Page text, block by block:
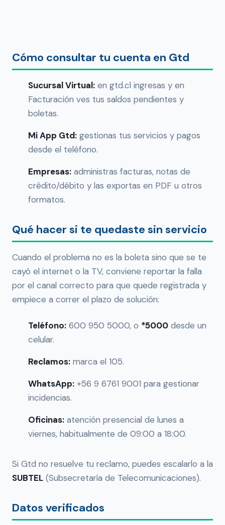
Cómo consultar tu cuenta en Gtd
Sucursal Virtual: en gtd.cl ingresas y en
Facturación ves tus saldos pendientes y
boletas.
Mi App Gtd: gestionas tus servicios y pagos
desde el teléfono.
Empresas: administras facturas, notas de
crédito/débito y las exportas en PDF u otros
formatos.
Qué hacer si te quedaste sin servicio
Cuando el problema no es la boleta sino que se te
cayó el internet o la TV, conviene reportar la falla
por el canal correcto para que quede registrada y
empiece a correr el plazo de solución:
Teléfono: 600 950 5000, o *5000 desde un
celular.
Reclamos: marca el 105.
WhatsApp: +56 9 6761 9001 para gestionar
incidencias.
Oficinas: atención presencial de lunes a
viernes, habitualmente de 09:00 a 18:00.
Si Gtd no resuelve tu reclamo, puedes escalarlo a la
SUBTEL (Subsecretaría de Telecomunicaciones).
Datos verificados